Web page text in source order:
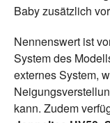
Baby zusätzlich
Nennenswert ist
System des
externes System,
kann. Zudem